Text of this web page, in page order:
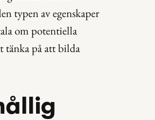
typen av egenskaper
om potentiella
tänka på att bilda